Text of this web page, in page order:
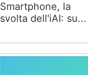
Smartphone, la
svolta dell'iAI: su...